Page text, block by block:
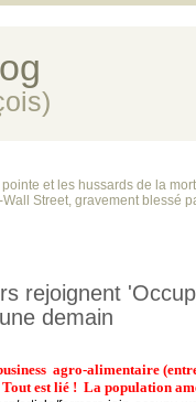
et les hussards de la mort
Street, gravement blessé
rejoignent
demain
agro-alimentaire
Tout est lié ! La population